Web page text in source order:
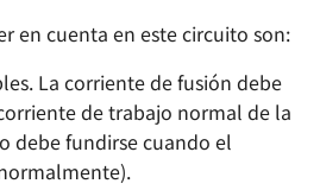
en cuenta en este circuito son:
La corriente de fusión debe
de trabajo normal de la
debe fundirse cuando el